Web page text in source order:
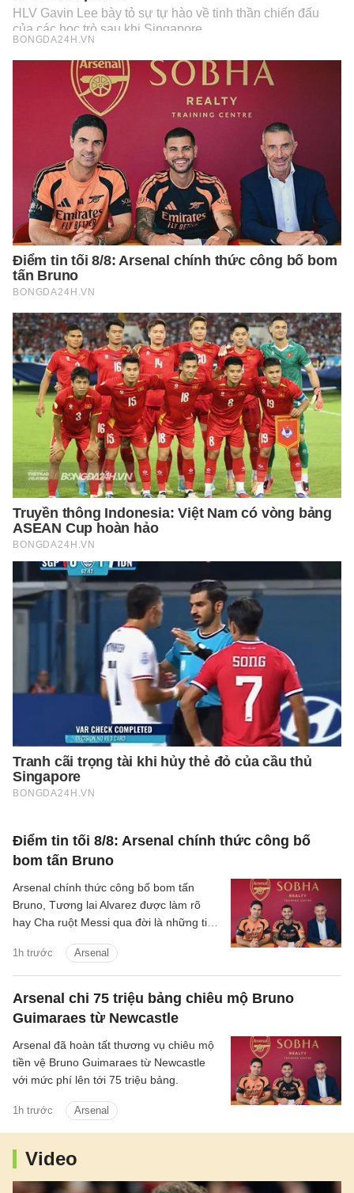
Điểm tin tối 8/8: Arsenal chính thức công bố
bom tấn Bruno
1h trước Arsenal
Arsenal chính thức công bố bom tấn
Bruno, Tương lai Alvarez được làm rõ
hay Cha ruột Messi qua đời là những tin
Arsenal chi 75 triệu bảng chiêu mộ Bruno
Guimaraes từ Newcastle
1h trước Arsenal
Arsenal đã hoàn tất thương vụ chiêu mộ
tiền vệ Bruno Guimaraes từ Newcastle
với mức phí lên tới 75 triệu bảng.
Video